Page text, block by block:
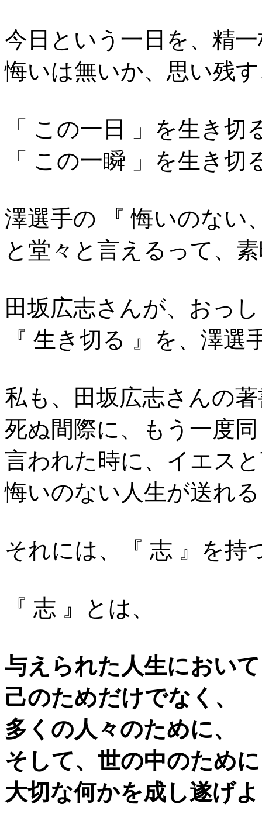
今日という一日を、精
悔いは無いか、思い残
「 この一日 」を生き切
「 この一瞬 」を生き切
澤選手の 『 悔いのない
と堂々と言えるって、
田坂広志さんが、おっ
『 生き切る 』を、澤
私も、田坂広志さんの
死ぬ間際に、もう一度
言われた時に、イエス
悔いのない人生が送れ
それには、『 志 』を持
『 志 』とは、
与えられた人生におい
己のためだけでなく、
多くの人々のために、
そして、世の中のため
大切な何かを成し遂げ